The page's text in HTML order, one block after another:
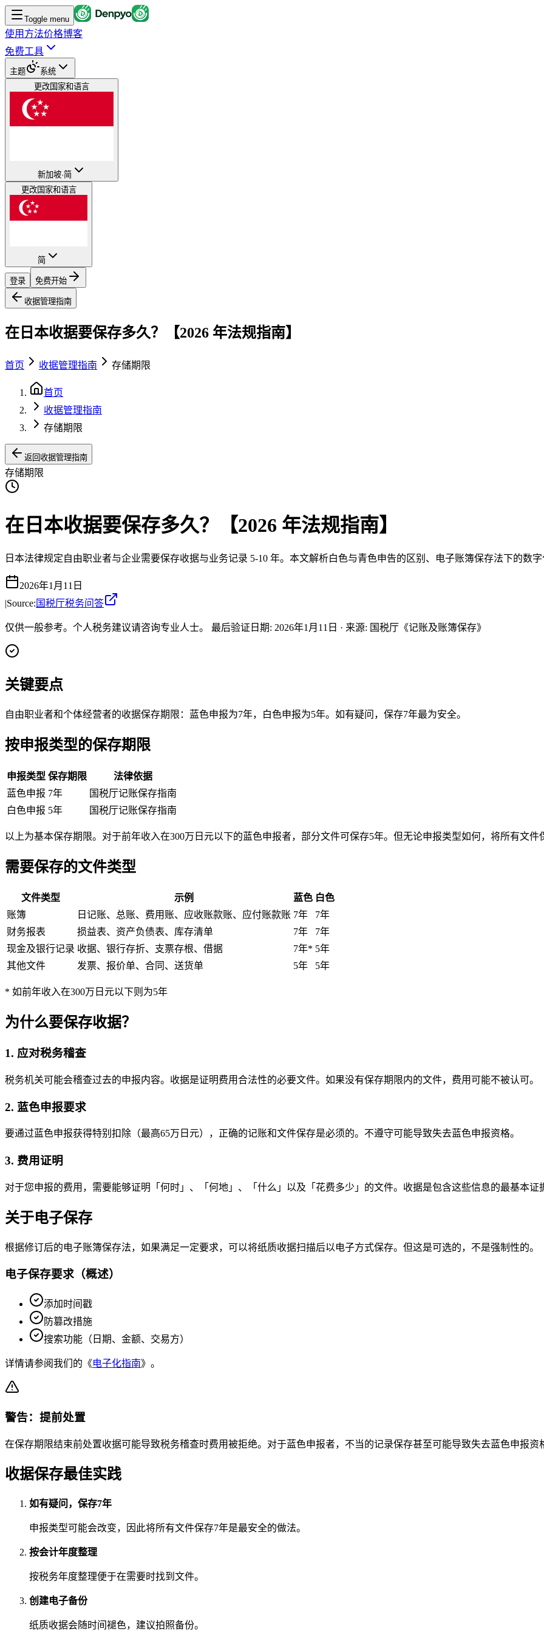
Toggle menu
使用方法价格博客
免费工具
主题
系统
更改国家和语言
新加坡·简
更改国家和语言
简
登录 免费开始
收据管理指南
在日本收据要保存多久？【2026 年法规指南】
首页 收据管理指南 存储期限
首页
收据管理指南
存储期限
返回收据管理指南
存储期限
在日本收据要保存多久？【2026 年法规指南】
日本法律规定自由职业者与企业需要保存收据与业务记录 5-10 年。本文解析白色与青色申告的区别、电子账簿保存法下的数
2026年1月11日
|Source: 国税厅税务问答
仅供一般参考。个人税务建议请咨询专业人士。 最后验证日期: 2026年1月11日 · 来源: 国税厅《记账及账簿保存》
关键要点
自由职业者和个体经营者的收据保存期限：蓝色申报为7年，白色申报为5年。如有疑问，保存7年最为安全。
按申报类型的保存期限
申报类型 保存期限
法律依据
蓝色申报 7年
国税厅记账保存指南
白色申报 5年 国税厅记账保存指南
以上为基本保存期限。对于前年收入在300万日元以下的蓝色申报者，部分文件可保存5年。但无论申报类型如何，将所有文件
需要保存的文件类型
文件类型 示例 蓝色 白色
账簿
日记账、总账、费用账、应收账款账、应付账款账 7年 7年
财务报表
损益表、资产负债表、库存清单 7年 7年
现金及银行记录 收据、银行存折、支票存根、借据 7年* 5年
其他文件
发票、报价单、合同、送货单 5年 5年
* 如前年收入在300万日元以下则为5年
为什么要保存收据？
1. 应对税务稽查
税务机关可能会稽查过去的申报内容。收据是证明费用合法性的必要文件。如果没有保存期限内的文件，费用可能不被认可。
2. 蓝色申报要求
要通过蓝色申报获得特别扣除（最高65万日元），正确的记账和文件保存是必须的。不遵守可能导致失去蓝色申报资格。
3. 费用证明
对于您申报的费用，需要能够证明「何时」、「何地」、「什么」以及「花费多少」的文件。收据是包含这些信息的最基本证
关于电子保存
根据修订后的电子账簿保存法，如果满足一定要求，可以将纸质收据扫描后以电子方式保存。但这是可选的，不是强制性的。
电子保存要求（概述）
添加时间戳
防篡改措施
搜索功能（日期、金额、交易方）
详情请参阅我们的《电子化指南》。
警告：提前处置
在保存期限结束前处置收据可能导致税务稽查时费用被拒绝。对于蓝色申报者，不当的记录保存甚至可能导致失去蓝色申报资
收据保存最佳实践
如有疑问，保存7年
申报类型可能会改变，因此将所有文件保存7年是最安全的做法。
按会计年度整理
按税务年度整理便于在需要时找到文件。
创建电子备份
纸质收据会随时间褪色，建议拍照备份。